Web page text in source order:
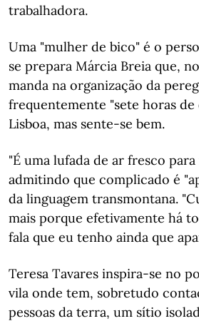
trabalhadora.
Uma "mulher de bico" é o
se prepara Márcia Breia que,
manda na organização da
frequentemente "sete horas de
Lisboa, mas sente-se bem.
"É uma lufada de ar fresco
admitindo que complicado é
da linguagem transmontana.
mais porque efetivamente há
fala que eu tenho ainda que
Teresa Tavares inspira-se no
vila onde tem, sobretudo
pessoas da terra, um sítio